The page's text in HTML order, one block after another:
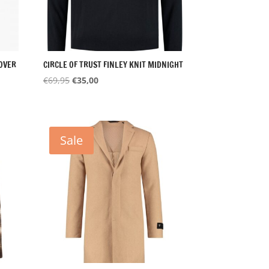
CIRCLE OF TRUST FINLEY KNIT MIDNIGHT
€69,95 Oorspronkelijke
€69,95.
€35,00Huidige
€35,00.
Sale